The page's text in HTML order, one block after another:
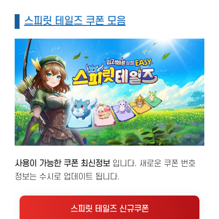
스피릿 테일즈 쿠폰 모음
사용이 가능한 쿠폰 최신정보 입니다. 새로운 쿠폰 번호
정보는 수시로 업데이트 됩니다.
스피릿 테일즈 신규쿠폰